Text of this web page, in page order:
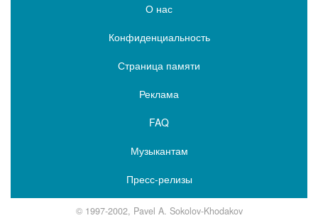
О нас
Конфиденциальность
Страница памяти
Реклама
FAQ
Музыкантам
Пресс-релизы
© 1997-2002, Pavel A. Sokolov-Khodakov